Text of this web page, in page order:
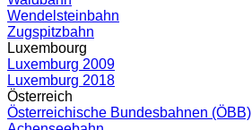
Wendelsteinbahn
Zugspitzbahn
Luxembourg
Luxemburg 2009
Luxemburg 2018
Österreich
Österreichische Bundesbahnen (ÖBB)